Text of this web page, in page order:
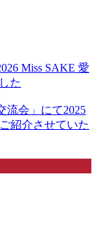
Miss SAKE 愛
た
流会」にて2025
紹介させていた